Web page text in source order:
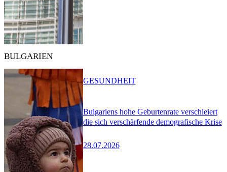
BULGARIEN
Bulgariens hohe Geburtenrate verschleiert
die sich verschärfende demografische Krise
28.07.2026
GESUNDHEIT